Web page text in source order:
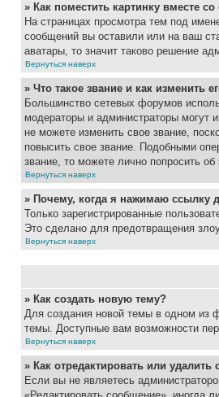
» Как поместить картинку вместе
На страницах просмотра тем под
сообщений вы оставили или на ваш
аватары, то значит таково решение
Вернуться наверх
» Что такое звание и как изменить
Большинство сетевых форумов
модераторы и администраторы могут
не можете изменить свое звание,
повысить свое звание. Подобными
звание, то можете лично попросить
Вернуться наверх
» Почему, когда я нажимаю ссылку
Только зарегистрированные
Это сделано для предотвращения
Вернуться наверх
» Как создать новую тему?
Для создания новой темы в одном из
темы. Доступные вам возможности
Вернуться наверх
» Как отредактировать или удалить
Если вы не являетесь